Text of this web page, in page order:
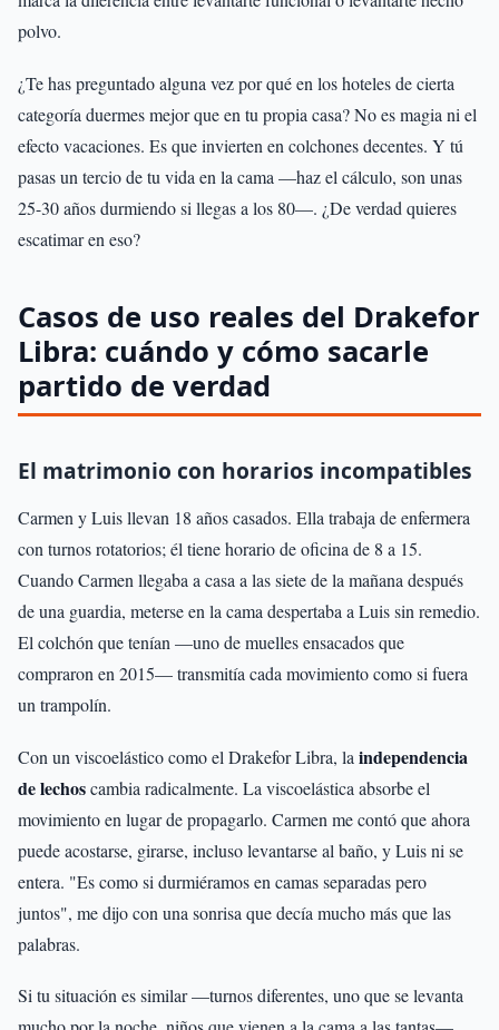
polvo.
¿Te has preguntado alguna vez por qué en los hoteles de cierta
categoría duermes mejor que en tu propia casa? No es magia ni el
efecto vacaciones. Es que invierten en colchones decentes. Y tú
pasas un tercio de tu vida en la cama —haz el cálculo, son unas
25-30 años durmiendo si llegas a los 80—. ¿De verdad quieres
escatimar en eso?
Casos de uso reales del Drakefor
Libra: cuándo y cómo sacarle
partido de verdad
El matrimonio con horarios incompatibles
Carmen y Luis llevan 18 años casados. Ella trabaja de enfermera
con turnos rotatorios; él tiene horario de oficina de 8 a 15.
Cuando Carmen llegaba a casa a las siete de la mañana después
de una guardia, meterse en la cama despertaba a Luis sin remedio.
El colchón que tenían —uno de muelles ensacados que
compraron en 2015— transmitía cada movimiento como si fuera
un trampolín.
Con un viscoelástico como el Drakefor Libra, la independencia
de lechoscambia radicalmente. La viscoelástica absorbe el
movimiento en lugar de propagarlo. Carmen me contó que ahora
puede acostarse, girarse, incluso levantarse al baño, y Luis ni se
entera. "Es como si durmiéramos en camas separadas pero
juntos", me dijo con una sonrisa que decía mucho más que las
palabras.
Si tu situación es similar —turnos diferentes, uno que se levanta